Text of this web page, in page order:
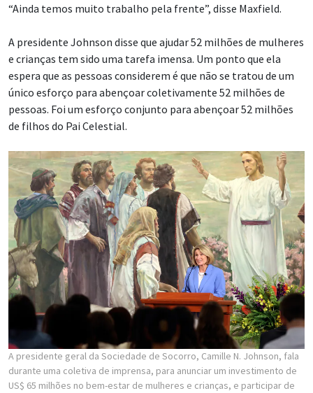
“Ainda temos muito trabalho pela frente”, disse Maxfield.
A presidente Johnson disse que ajudar 52 milhões de mulheres
e crianças tem sido uma tarefa imensa. Um ponto que ela
espera que as pessoas considerem é que não se tratou de um
único esforço para abençoar coletivamente 52 milhões de
pessoas. Foi um esforço conjunto para abençoar 52 milhões
de filhos do Pai Celestial.
A presidente geral da Sociedade de Socorro, Camille N. Johnson, fala
durante uma coletiva de imprensa, para anunciar um investimento de
US$ 65 milhões no bem-estar de mulheres e crianças, e participar de